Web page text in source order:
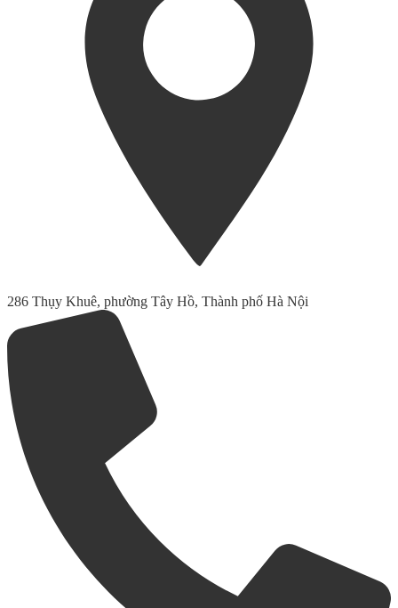
286 Thụy Khuê, phường Tây Hồ, Thành phố Hà Nội